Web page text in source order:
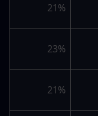
21%
23%
21%